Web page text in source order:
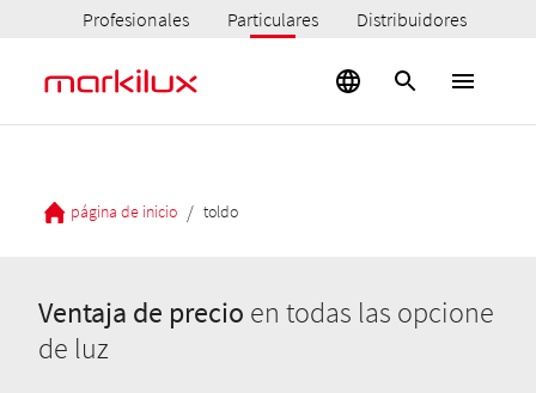
Profesionales Particulares Distribuidores
página de inicio / toldo
Ventaja de precio en todas las opcione
de luz